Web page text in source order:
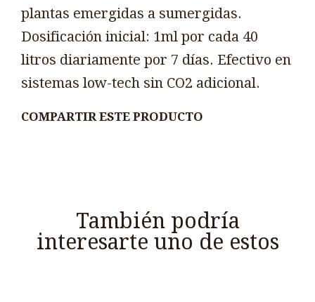
plantas emergidas a sumergidas.
Dosificación inicial: 1ml por cada 40
litros diariamente por 7 días. Efectivo en
sistemas low-tech sin CO2 adicional.
COMPARTIR ESTE PRODUCTO
También podría
interesarte uno de estos